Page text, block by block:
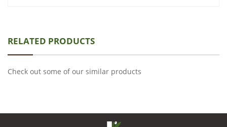
RELATED PRODUCTS
Check out some of our similar products